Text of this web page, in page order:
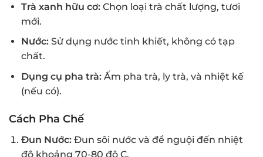
Trà xanh hữu cơ:Chọn loại trà chất lượng, tươi
mới.
Nước:Sử dụng nước tinh khiết, không có tạp
chất.
Dụng cụ pha trà:Ấm pha trà, ly trà, và nhiệt kế
(nếu có).
Cách Pha Chế
Đun Nước:Đun sôi nước và để nguội đến nhiệt
độ khoảng 70-80 độ C.